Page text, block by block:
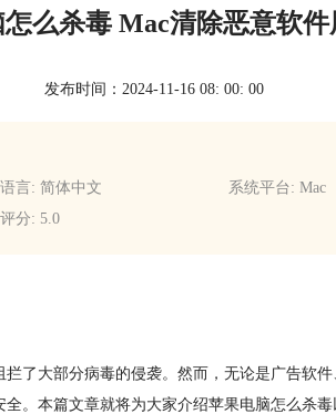
么杀毒 Mac清除恶意软件
发布时间：2024-11-16 08: 00: 00
语言: 简体中文
系统平台: Mac
评分: 5.0
了大部分病毒的侵袭。然而，无论是广告软
。本篇文章就将为大家介绍苹果电脑怎么杀毒